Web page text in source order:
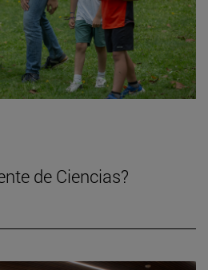
de Ciencias?